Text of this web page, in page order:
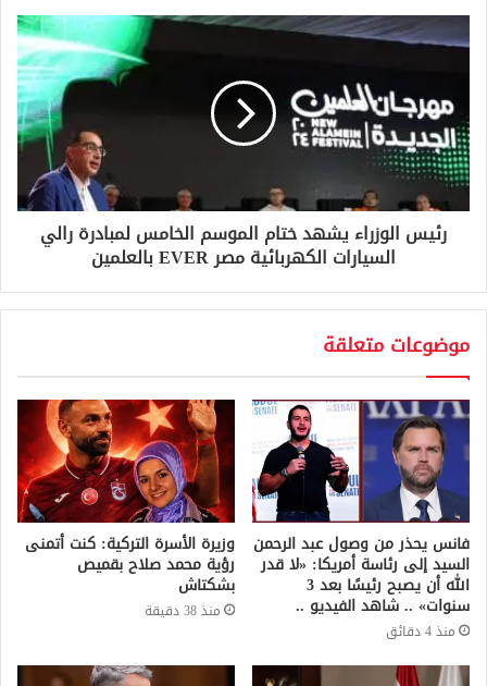
رئيس الوزراء يشهد ختام الموسم الخامس لمبادرة رالي
السيارات الكهربائية مصر EVER بالعلمين
موضوعات متعلقة
فانس يحذر من وصول عبد الرحمن
السيد إلى رئاسة أمريكا: «لا قدر
الله أن يصبح رئيسًا بعد 3
سنوات» .. شاهد الفيديو ..
منذ 4 دقائق
وزيرة الأسرة التركية: كنت أتمنى
رؤية محمد صلاح بقميص
بشكتاش
منذ 38 دقيقة